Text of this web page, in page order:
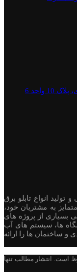
واحد 6
تولید انواع تابلو برق
به مشتریان خود،
بسیاری از پروژه های
ها، سیستم های آب
و ساختمان ها را ارائه
است. انتشار مطالب تنها